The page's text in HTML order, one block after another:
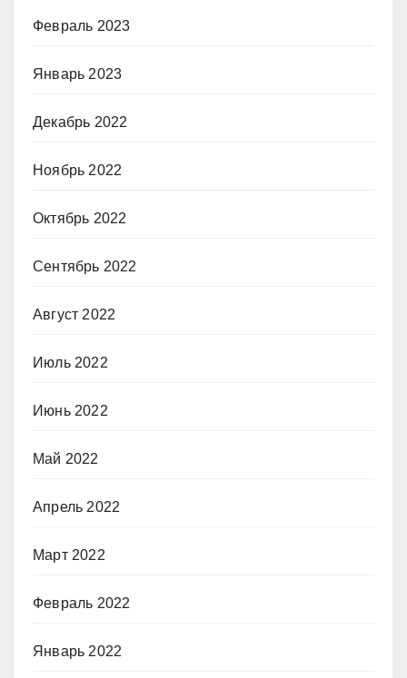
Февраль 2023
Январь 2023
Декабрь 2022
Ноябрь 2022
Октябрь 2022
Сентябрь 2022
Август 2022
Июль 2022
Июнь 2022
Май 2022
Апрель 2022
Март 2022
Февраль 2022
Январь 2022